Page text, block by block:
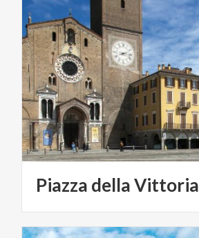
Piazza dellaVittoria